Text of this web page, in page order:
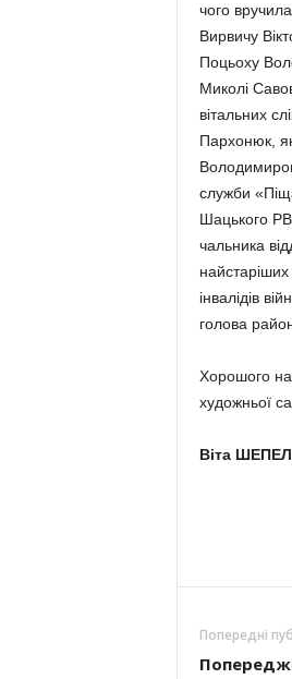
чого
Вирвичу
Поцьоху
Миколі
вітальних
Пархонюк,
служби
Шацького
чальника
найстаріших
інвалідів
голова
Хорошого
художньої
Віта
Попередні